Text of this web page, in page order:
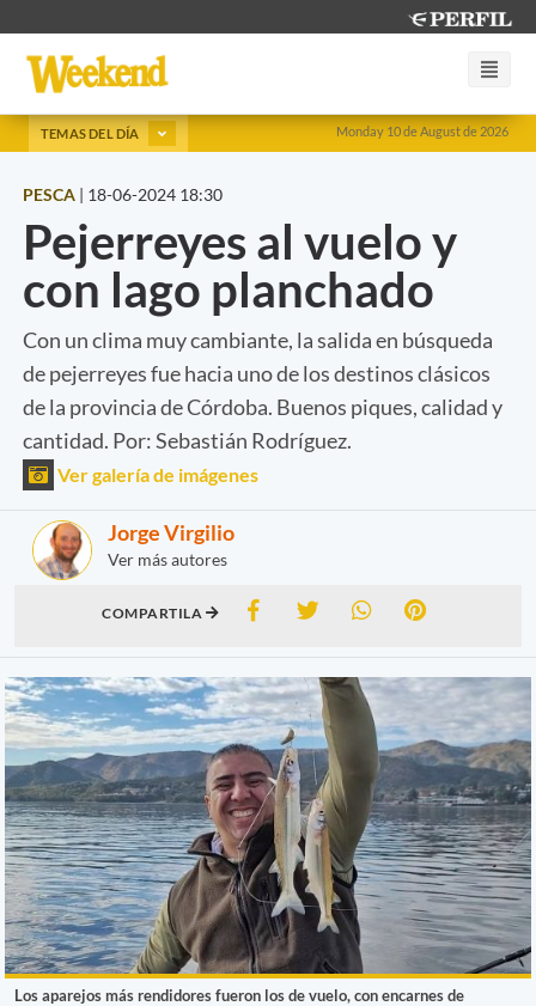
Monday 10 de August de 2026
TEMAS DEL DÍA
PESCA | 18-06-2024 18:30
Pejerreyes al vuelo y
con lago planchado
Con un clima muy cambiante, la salida en búsqueda
de pejerreyes fue hacia uno de los destinos clásicos
de la provincia de Córdoba. Buenos piques, calidad y
cantidad. Por: Sebastián Rodríguez.
Ver galería de imágenes
Jorge Virgilio
Ver más autores
COMPARTILA
Los aparejos más rendidores fueron los de vuelo, con encarnes de